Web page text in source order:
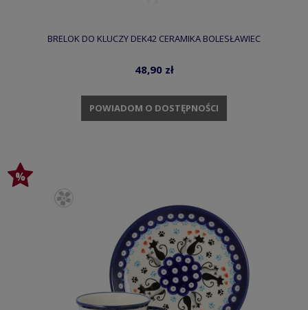
BRELOK DO KLUCZY DEK42 CERAMIKA BOLESŁAWIEC
48,90 zł
POWIADOM O DOSTĘPNOŚCI